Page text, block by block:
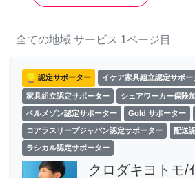
全ての地域 サービス 1ページ目
認定サポーター イケア家具組立認定サポー
家具組立認定サポーター シェアワーカー保険
ベルメゾン認定サポーター Gold サポーター
コアラスリープジャパン認定サポーター 配送
ラシカル認定サポーター
クロダキヨトモ/